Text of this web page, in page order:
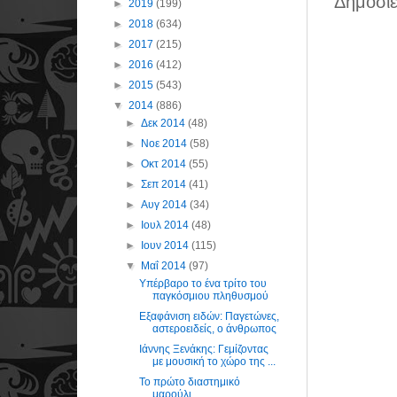
► 2019 (199)
► 2018 (634)
► 2017 (215)
► 2016 (412)
► 2015 (543)
▼ 2014 (886)
►Δεκ 2014(48)
► Νοε 2014(58)
►Οκτ 2014(55)
►Σεπ 2014(41)
►Αυγ 2014(34)
► Ιουλ 2014(48)
► Ιουν 2014(115)
▼ Μαΐ 2014(97)
Υπέρβαρο το ένα τρίτο του
παγκόσμιου πληθυσμού
Εξαφάνιση ειδών: Παγετώνες,
αστεροειδείς, ο άνθρωπος
Ιάννης Ξενάκης: Γεμίζοντας
με μουσική το χώρο της ...
Το πρώτο διαστημικό
μαρούλι